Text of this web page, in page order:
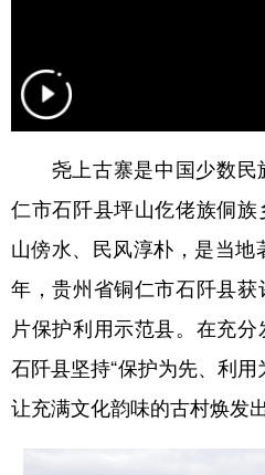
尧上古寨是中国少数民
仁市石阡县坪山仡佬族侗
山傍水、民风淳朴，是当
年，贵州省铜仁市石阡县
片保护利用示范县。在充
石阡县坚持“保护为先、利用
让充满文化韵味的古村焕发